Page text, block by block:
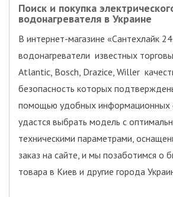
Поиск и покупка
водонагревателя в Украине
В интернет-магазине «Сантехлайк
водонагреватели известных
Atlantic, Bosch, Drazice, Willer
безопасность которых
помощью удобных информационных
удастся выбрать модель с
техническими параметрами,
заказ на сайте, и мы позаботимся о
товара в Киев и другие города